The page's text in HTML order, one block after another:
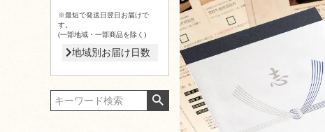
※最短で発送日翌日お届けで
す。
(一部地域・一部商品を除く)
地域別お届け日数